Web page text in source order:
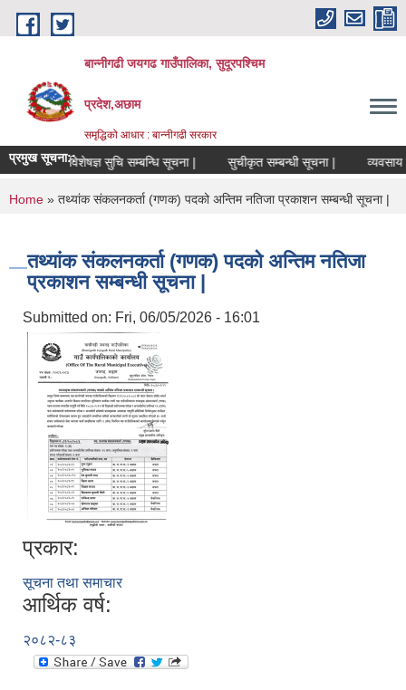
Skip to main content
बान्नीगढी जयगढ गाउँपालिका, सुदूरपश्चिम
प्रदेश,अछाम
समृद्धिको आधार : बान्नीगढी सरकार
प्रमुख सूचना::विषय विशेषज्ञ सुचि सम्बन्धि सूचना | सुचीकृत सम्बन्धी सूचना | व्यवसाय
You are here
Home » तथ्यांक संकलनकर्ता (गणक) पदको अन्तिम नतिजा प्रकाशन सम्बन्धी सूचना |
तथ्यांक संकलनकर्ता (गणक) पदको अन्तिम नतिजा
प्रकाशन सम्बन्धी सूचना |
Submitted on: Fri, 06/05/2026 - 16:01
प्रकार:
सूचना तथा समाचार
आर्थिक वर्ष:
२०८२-८३